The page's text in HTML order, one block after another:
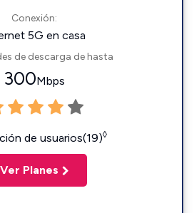
Conexión:
5G en casa
de descarga de hasta
300Mbps
de usuarios(19)◊
Ver Planes